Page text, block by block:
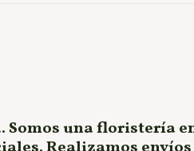
una floristería